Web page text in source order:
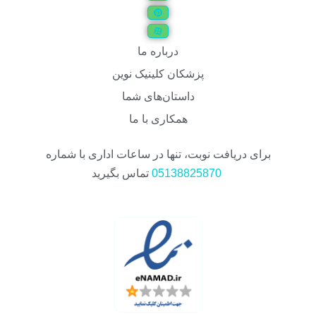
درباره ما
پزشکان کلینیک نوین
داستان‌های شما
همکاری با ما
برای دریافت نوبت، تنها در ساعات اداری با شماره
05138825870 تماس بگیرید